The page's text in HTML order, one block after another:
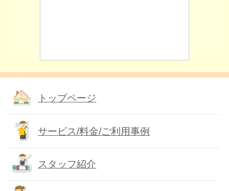
トップページ
サービス/料金/ご利用事例
スタッフ紹介